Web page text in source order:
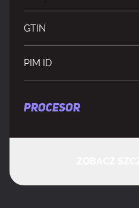
GTIN
PIM ID
PROCESOR